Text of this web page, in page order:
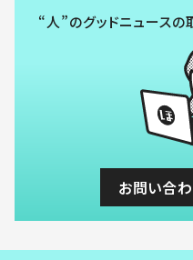
“人”のグッドニュースの
お問い合